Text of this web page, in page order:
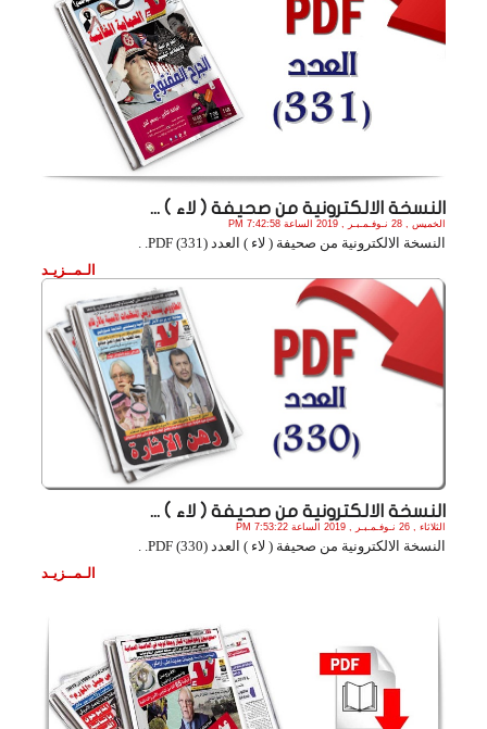
النسخة الالكترونية من صحيفة ( لاء ) ...
الخميس , 28 نـوفـمـبـر , 2019 الساعة 7:42:58 PM
النسخة الالكترونية من صحيفة ( لاء ) العدد (331) PDF. .
الـمــزيـد
النسخة الالكترونية من صحيفة ( لاء ) ...
الثلاثاء , 26 نـوفـمـبـر , 2019 الساعة 7:53:22 PM
النسخة الالكترونية من صحيفة ( لاء ) العدد (330) PDF. .
الـمــزيـد